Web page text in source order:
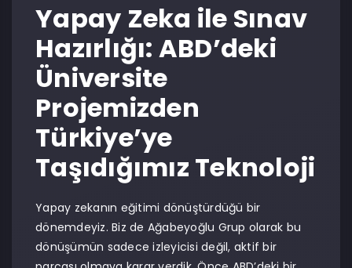
Yapay Zeka ile Sınav
Hazırlığı: ABD’deki
Üniversite
Projemizden
Türkiye’ye
Taşıdığımız Teknoloji
Yapay zekanın eğitimi dönüştürdüğü bir
dönemdeyiz. Biz de Ağabeyoğlu Grup olarak bu
dönüşümün sadece izleyicisi değil, aktif bir